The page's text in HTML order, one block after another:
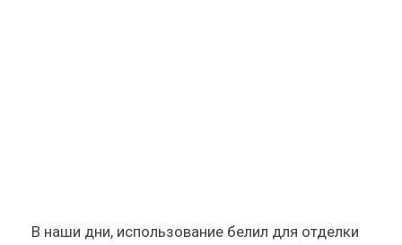
В наши дни, использование белил для отделки